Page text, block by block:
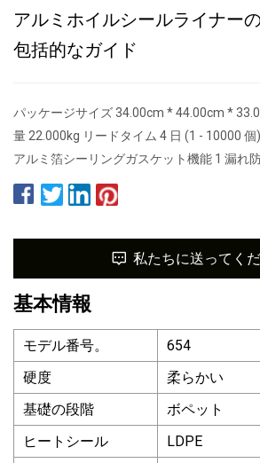
アルミホイルシールライナー
包括的なガイド
パッケージサイズ 34.00cm * 44.00cm *
量 22.000kg リードタイム 4 日 (1 - 10000
アルミ箔シーリングガスケット機能 1 漏れ
私たちに送ってく
基本情報
モデル番号。
654
硬度
柔らかい
基礎の段階
ボペット
ヒートシール
LDPE